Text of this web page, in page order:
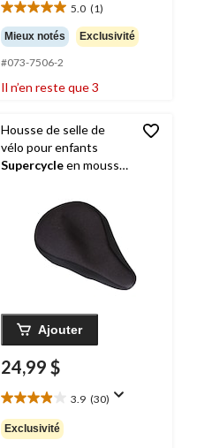
5.0 (1)
5.0
étoile(s)
sur
5.
1
Mieux notés Exclusivité
#073-7506-2
Il n’en reste que 3
Housse de selle de
vélo pour enfants
Supercycleen mousse
Ajouter
24,99 $
3.9 (30)
3.9
étoile(s)
sur
Exclusivité